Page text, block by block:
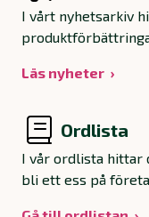
I vårt nyhetsarkiv
Läs nyheter
Ordlista
I vår ordlista hittar
bli ett ess på